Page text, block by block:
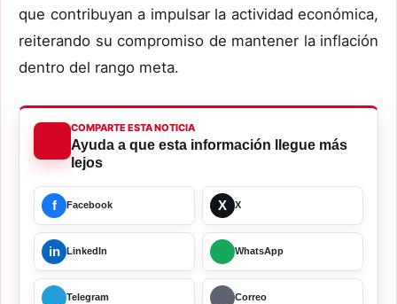
que contribuyan a impulsar la actividad económica,
reiterando su compromiso de mantener la inflación
dentro del rango meta.
COMPARTE ESTA NOTICIA
Ayuda a que esta información llegue más
lejos
f Facebook X X
in LinkedIn WhatsApp
Telegram Correo